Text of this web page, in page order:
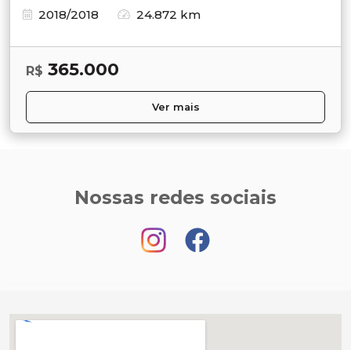
2018/2018
24.872 km
R$ 365.000
Ver mais
Nossas redes sociais